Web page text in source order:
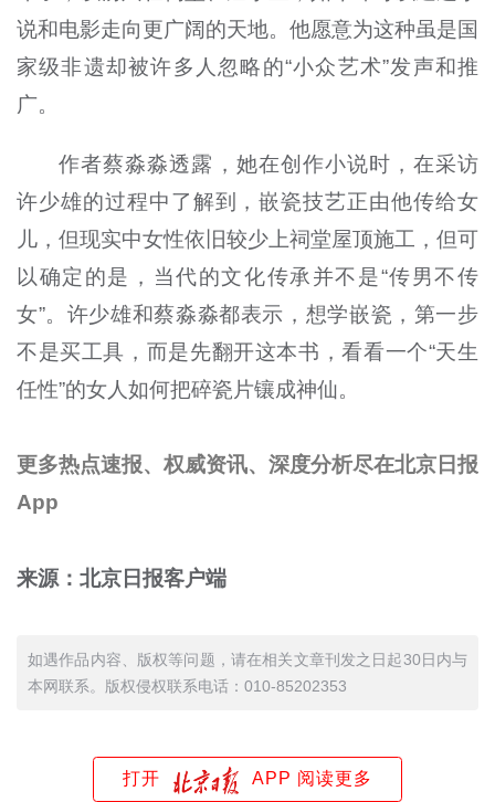
说和电影走向更广阔的天地。他愿意为这种虽是国
家级非遗却被许多人忽略的“小众艺术”发声和推
广。
作者蔡淼淼透露，她在创作小说时，在采访
许少雄的过程中了解到，嵌瓷技艺正由他传给女
儿，但现实中女性依旧较少上祠堂屋顶施工，但可
以确定的是，当代的文化传承并不是“传男不传
女”。许少雄和蔡淼淼都表示，想学嵌瓷，第一步
不是买工具，而是先翻开这本书，看看一个“天生
任性”的女人如何把碎瓷片镶成神仙。
更多热点速报、权威资讯、深度分析尽在北京日报
App
来源：北京日报客户端
如遇作品内容、版权等问题，请在相关文章刊发之日起30日内与
本网联系。版权侵权联系电话：010-85202353
打开 APP 阅读更多